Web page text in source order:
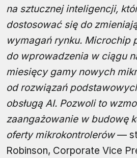
na sztucznej inteligencji,
dostosować się do
wymagań rynku. Microchip
do wprowadzenia w ciągu
miesięcy gamy nowych
od rozwiązań
obsługą AI. Pozwoli to
zaangażowanie w budowę
oferty mikrokontrolerów—
Robinson, Corporate Vice